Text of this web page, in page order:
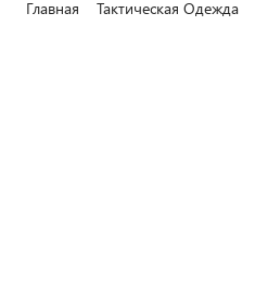
Главная Тактическая Одежда